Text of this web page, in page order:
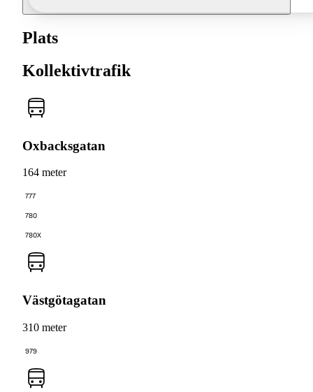
Plats
Kollektivtrafik
Oxbacksgatan
164 meter
777
780
780X
Västgötagatan
310 meter
979